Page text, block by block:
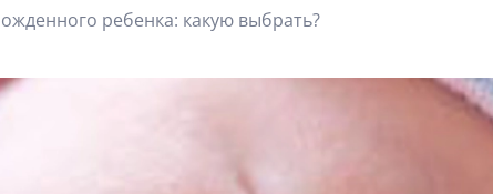
ребенка: какую выбрать?